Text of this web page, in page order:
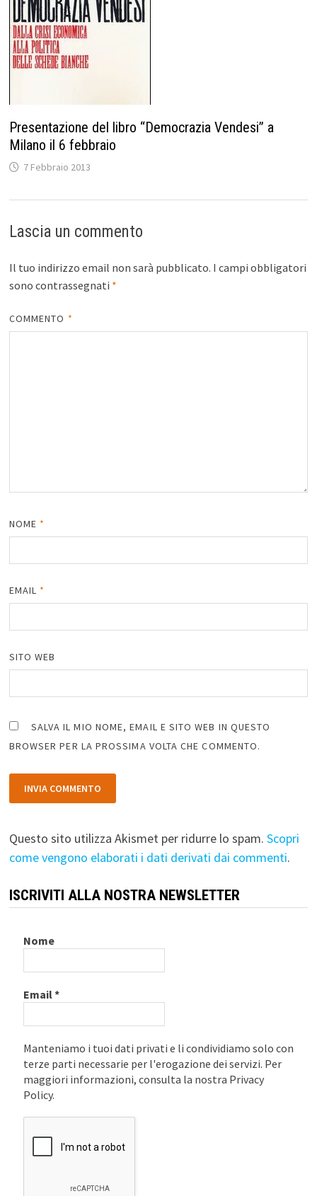
Presentazione del libro “Democrazia Vendesi” a
Milano il 6 febbraio
7 Febbraio 2013
Lascia un commento
Il tuo indirizzo email non sarà pubblicato. I campi obbligatori
sono contrassegnati *
COMMENTO *
NOME *
EMAIL *
SITO WEB
SALVA IL MIO NOME, EMAIL E SITO WEB IN QUESTO
BROWSER PER LA PROSSIMA VOLTA CHE COMMENTO.
Questo sito utilizza Akismet per ridurre lo spam. Scopri
come vengono elaborati i dati derivati dai commenti.
ISCRIVITI ALLA NOSTRA NEWSLETTER
Nome
Email*
Manteniamo i tuoi dati privati e li condividiamo solo con
terze parti necessarie per l'erogazione dei servizi. Per
maggiori informazioni, consulta la nostra Privacy
Policy.